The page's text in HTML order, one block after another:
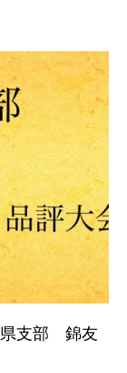
支部 錦友